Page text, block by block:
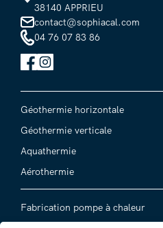
38140 APPRIEU
contact@sophiacal.com
04 76 07 83 86
Géothermie horizontale
Géothermie verticale
Aquathermie
Aérothermie
Fabrication pompe à chaleur